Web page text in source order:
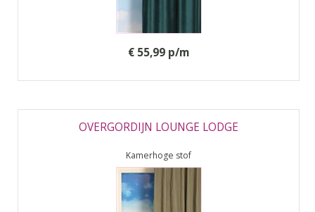
€ 55,99 p/m
OVERGORDIJN LOUNGE LODGE
Kamerhoge stof